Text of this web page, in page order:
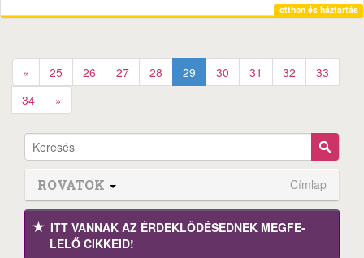
otthon és háztartás
« 25 26 27 28 29 30 31 32
33
34
»
ROVATOK Címlap
ITT VANNAK AZ ÉRDEK­LŐDÉ­SEDNEK MEGFE­
LELŐ CIKKEID!